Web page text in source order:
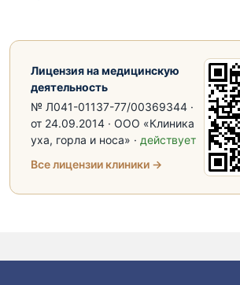
Лицензия на медицинскую
деятельность
№ Л041-01137-77/00369344 ·
от 24.09.2014 · ООО «Клиника
уха, горла и носа» · действует
Все лицензии клиники →